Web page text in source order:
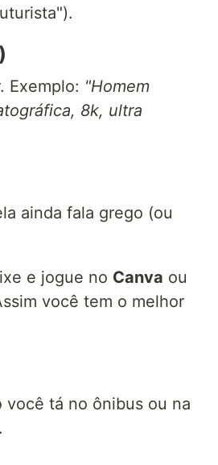
Exemplo: "Homem
8k, ultra
ainda fala grego (ou
e jogue no Canva ou
você tem o melhor
você tá no ônibus ou na